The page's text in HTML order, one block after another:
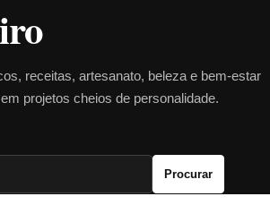
receitas, artesanato, beleza e bem-estar
projetos cheios de personalidade.
Procurar